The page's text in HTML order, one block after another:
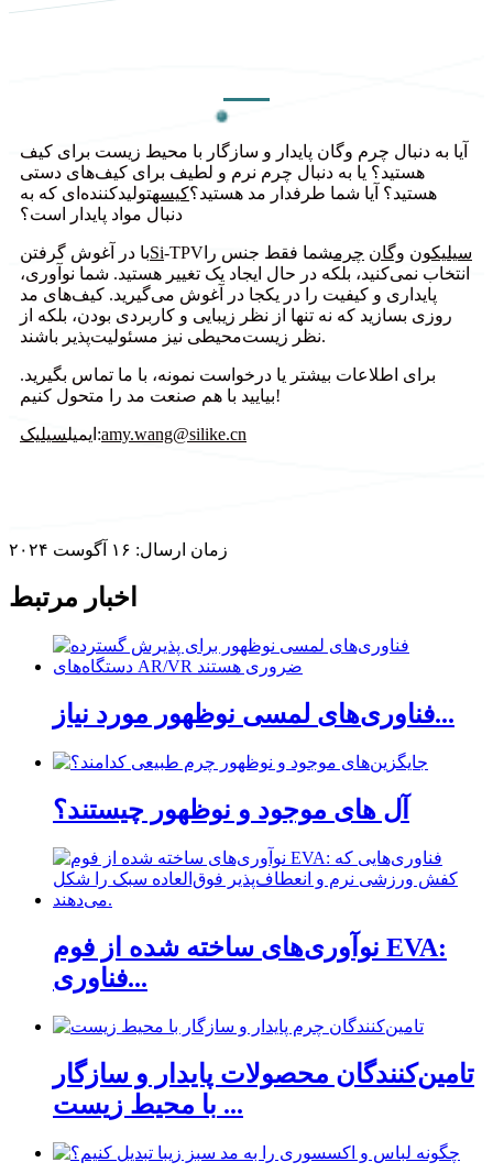
آیا به دنبال چرم وگان پایدار و سازگار با محیط زیست برای کیف
هستید؟ یا به دنبال چرم نرم و لطیف برای کیف‌های دستی
هستید؟ آیا شما طرفدار مد هستید؟کیسهتولیدکننده‌ای که به
دنبال مواد پایدار است؟
با در آغوش گرفتنSi-TPV سیلیکون وگان چرمشما فقط جنس را
انتخاب نمی‌کنید، بلکه در حال ایجاد یک تغییر هستید. شما نوآوری،
پایداری و کیفیت را در یکجا در آغوش می‌گیرید. کیف‌های مد
روزی بسازید که نه تنها از نظر زیبایی و کاربردی بودن، بلکه از
نظر زیست‌محیطی نیز مسئولیت‌پذیر باشند.
برای اطلاعات بیشتر یا درخواست نمونه، با ما تماس بگیرید.
بیایید با هم صنعت مد را متحول کنیم!
ایمیلسیلیک :amy.wang@silike.cn
زمان ارسال: ۱۶ آگوست ۲۰۲۴
اخبار مرتبط
فناوری‌های لمسی نوظهور مورد نیاز...
آل های موجود و نوظهور چیستند؟
نوآوری‌های ساخته شده از فوم EVA:
فناوری...
تامین‌کنندگان محصولات پایدار و سازگار
با محیط زیست ...